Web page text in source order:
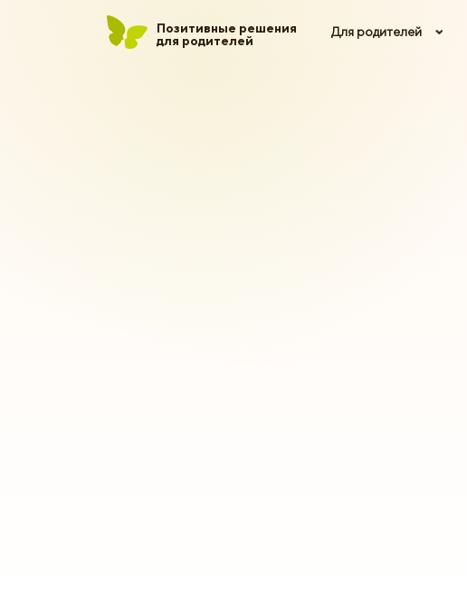
Позитивные решения
для родителей
Для родителей